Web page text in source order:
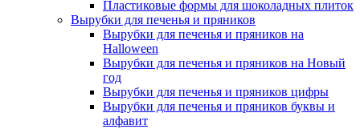
Пластиковые формы для шоколадных плиток
Вырубки для печенья и пряников
Вырубки для печенья и пряников на
Halloween
Вырубки для печенья и пряников на Новый
год
Вырубки для печенья и пряников цифры
Вырубки для печенья и пряников буквы и
алфавит